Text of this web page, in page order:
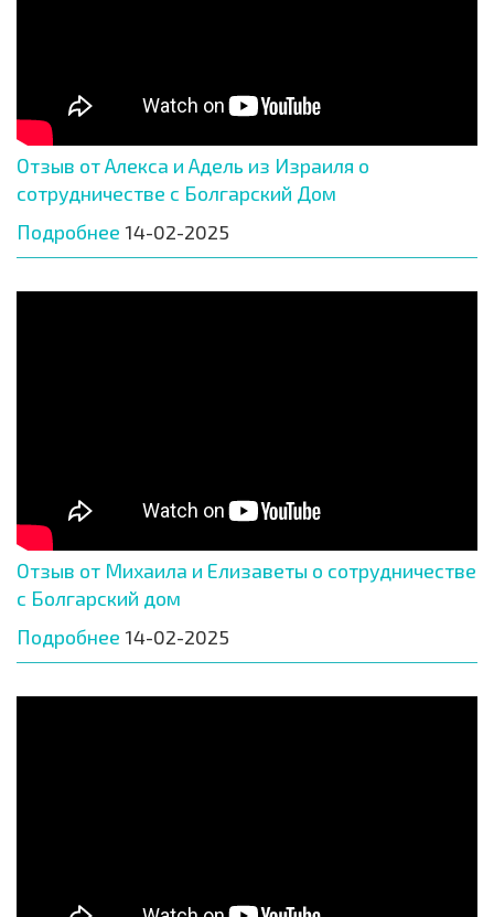
Отзыв от Алекса и Адель из Израиля о
сотрудничестве с Болгарский Дом
Подробнее 14-02-2025
Отзыв от Михаила и Елизаветы о сотрудничестве
с Болгарский дом
Подробнее 14-02-2025